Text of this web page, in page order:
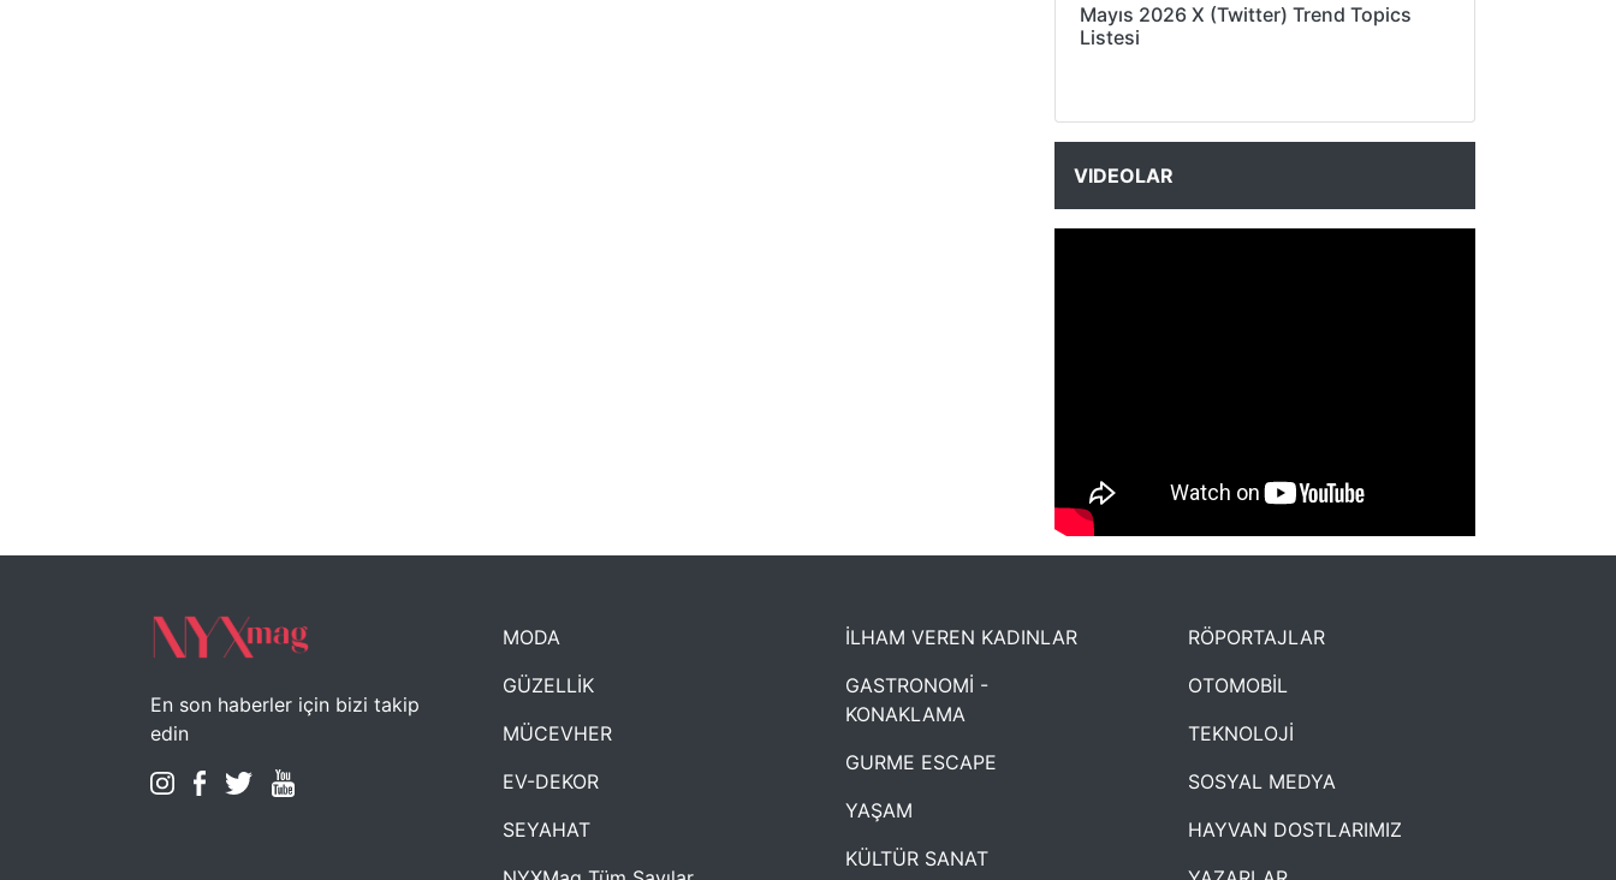
Mayıs 2026 X (Twitter) Trend Topics
Listesi
VIDEOLAR
NYXmag 2. Yaş Kutlama Etkinliği
En son haberler için bizi takip
edin
MODA
GÜZELLİK
MÜCEVHER
EV-DEKOR
SEYAHAT
İLHAM VEREN KADINLAR
GASTRONOMİ -
KONAKLAMA
GURME ESCAPE
YAŞAM
KÜLTÜR SANAT
RÖPORTAJLAR
OTOMOBİL
TEKNOLOJİ
SOSYAL MEDYA
HAYVAN DOSTLARIMIZ